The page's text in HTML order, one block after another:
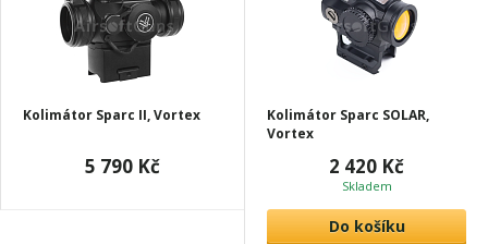
Kolimátor Sparc II, Vortex
5 790 Kč
Kolimátor Sparc SOLAR,
Vortex
2 420 Kč
Skladem
Do košíku